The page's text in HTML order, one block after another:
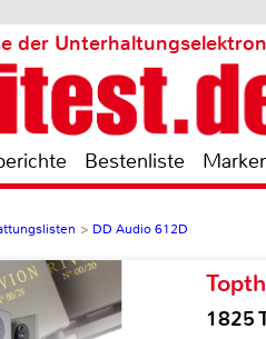
der
Bestenliste
> DD Audio 612D
1825